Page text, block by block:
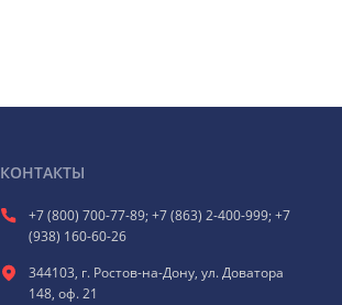
КОНТАКТЫ
+7 (800) 700-77-89; +7 (863) 2-400-999; +7
(938) 160-60-26
344103, г. Ростов-на-Дону, ул. Доватора
148, оф. 21